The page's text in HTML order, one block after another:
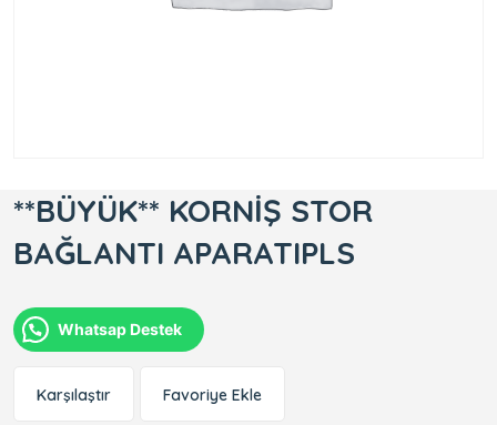
**BÜYÜK** KORNİŞ STOR
BAĞLANTI APARATIPLS
Whatsap Destek
Karşılaştır Favoriye Ekle